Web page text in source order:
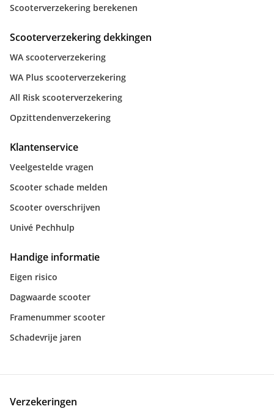
Scooterverzekering berekenen
Scooterverzekering dekkingen
WA scooterverzekering
WA Plus scooterverzekering
All Risk scooterverzekering
Opzittendenverzekering
Klantenservice
Veelgestelde vragen
Scooter schade melden
Scooter overschrijven
Univé Pechhulp
Handige informatie
Eigen risico
Dagwaarde scooter
Framenummer scooter
Schadevrije jaren
Verzekeringen